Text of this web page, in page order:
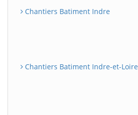
Chantiers Batiment Indre
Chantiers Batiment Indre-et-Loire